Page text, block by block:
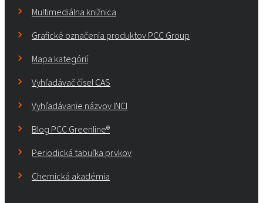
Multimediálna knižnica
Grafické označenia produktov PCC Group
Mapa kategórií
Vyhľadávač čísel CAS
Vyhľadávanie názvov INCI
Blog PCC Greenline®
Periodická tabuľka prvkov
Chemická akadémia